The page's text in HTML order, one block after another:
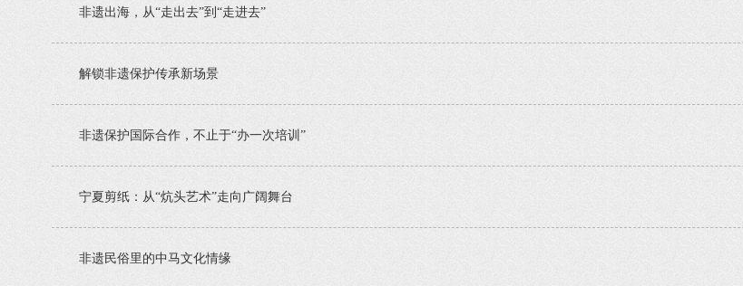
非遗出海，从“走出去”到“走进去”
解锁非遗保护传承新场景
非遗保护国际合作，不止于“办一次培训”
宁夏剪纸：从“炕头艺术”走向广阔舞台
非遗民俗里的中马文化情缘